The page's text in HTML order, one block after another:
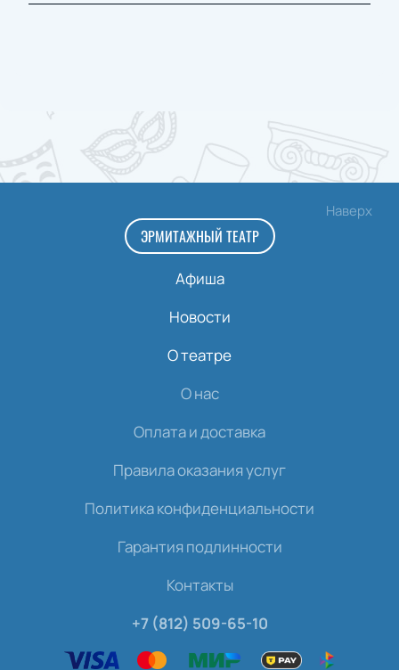
Наверх
ЭРМИТАЖНЫЙ ТЕАТР
Афиша
Новости
О театре
О нас
Оплата и доставка
Правила оказания услуг
Политика конфиденциальности
Гарантия подлинности
Контакты
+7 (812) 509-65-10